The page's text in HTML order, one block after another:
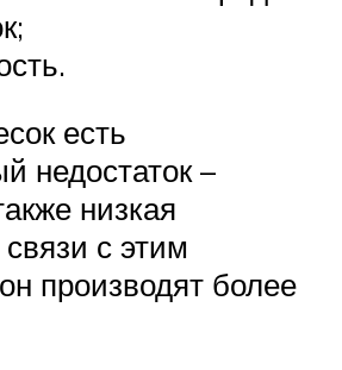
есть
недостаток –
низкая
с этим
производят более